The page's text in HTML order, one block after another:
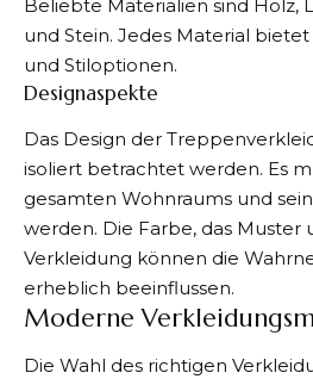
Beliebte Materialien sind Holz,
und Stein. Jedes Material
und Stiloptionen.
Designaspekte
Das Design der
isoliert betrachtet werden. Es
gesamten Wohnraums und
werden. Die Farbe, das Muster
Verkleidung können die
erheblich beeinflussen.
Moderne
Die Wahl des richtigen